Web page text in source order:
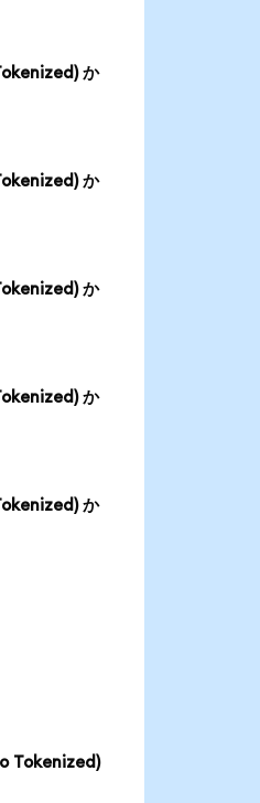
か
か
か
か
か
Tokenized)